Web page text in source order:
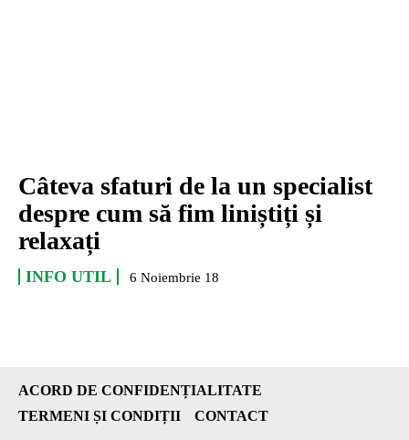
Câteva sfaturi de la un specialist
despre cum să fim liniștiți și
relaxați
INFO UTIL 6 Noiembrie 18
ACORD DE CONFIDENȚIALITATE
TERMENI ȘI CONDIȚII
CONTACT